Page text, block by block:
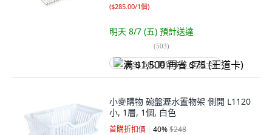
($285.00/1個)
明天 8/7 (五) 預計送達
(503)
满 $1,500 再省 $75 (王道卡)
小麥購物 碗盤瀝水置物架 側開 L1120
小, 1層, 1個, 白色
首購折扣價 40%$248